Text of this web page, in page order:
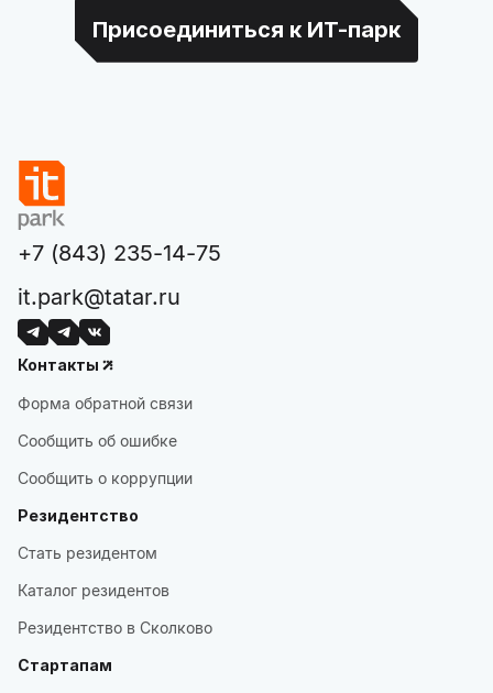
Присоединиться к ИТ-парк
+7 (843) 235-14-75
it.park@tatar.ru
Контакты
Форма обратной связи
Сообщить об ошибке
Сообщить о коррупции
Резидентство
Стать резидентом
Каталог резидентов
Резидентство в Сколково
Стартапам